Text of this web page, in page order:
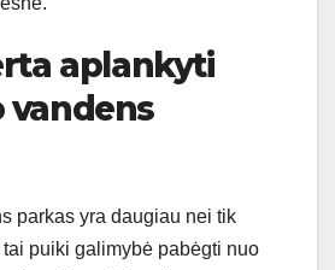
aplankyti
vandens
parkas yra daugiau nei tik
puiki galimybė pabėgti nuo